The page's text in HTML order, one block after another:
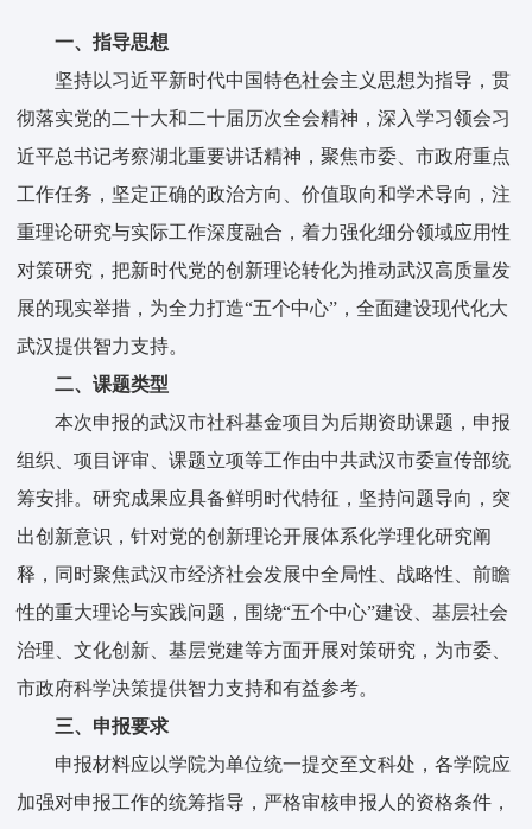
一、指导思想
坚持以习近平新时代中国特色社会主义思想为指导，贯
彻落实党的二十大和二十届历次全会精神，深入学习领会习
近平总书记考察湖北重要讲话精神，聚焦市委、市政府重点
工作任务，坚定正确的政治方向、价值取向和学术导向，注
重理论研究与实际工作深度融合，着力强化细分领域应用性
对策研究，把新时代党的创新理论转化为推动武汉高质量发
展的现实举措，为全力打造“五个中心”，全面建设现代化大
武汉提供智力支持。
二、课题类型
本次申报的武汉市社科基金项目为后期资助课题，申报
组织、项目评审、课题立项等工作由中共武汉市委宣传部统
筹安排。研究成果应具备鲜明时代特征，坚持问题导向，突
出创新意识，针对党的创新理论开展体系化学理化研究阐
释，同时聚焦武汉市经济社会发展中全局性、战略性、前瞻
性的重大理论与实践问题，围绕“五个中心”建设、基层社会
治理、文化创新、基层党建等方面开展对策研究，为市委、
市政府科学决策提供智力支持和有益参考。
三、申报要求
申报材料应以学院为单位统一提交至文科处，各学院应
加强对申报工作的统筹指导，严格审核申报人的资格条件，